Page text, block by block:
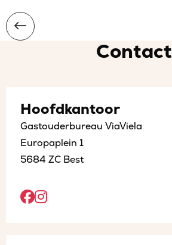
Contact
Hoofdkantoor
Gastouderbureau ViaViela
Europaplein 1
5684 ZC Best
Open
Open